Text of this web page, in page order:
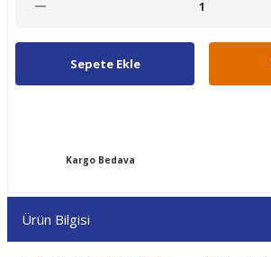
Sepete Ekle
Kargo Bedava
Ürün Bilgisi